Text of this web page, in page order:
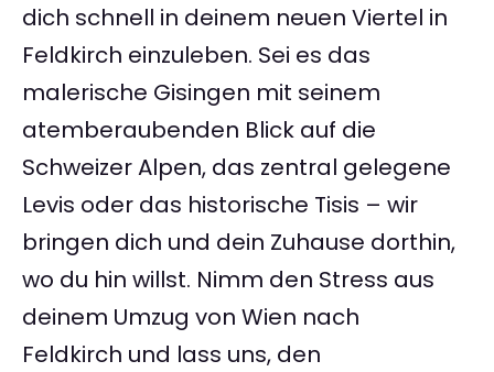
dich schnell in deinem neuen Viertel in
Feldkirch einzuleben. Sei es das
malerische Gisingen mit seinem
atemberaubenden Blick auf die
Schweizer Alpen, das zentral gelegene
Levis oder das historische Tisis – wir
bringen dich und dein Zuhause dorthin,
wo du hin willst. Nimm den Stress aus
deinem Umzug von Wien nach
Feldkirch und lass uns, den